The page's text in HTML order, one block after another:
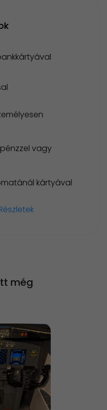
vagy
kártyával
még